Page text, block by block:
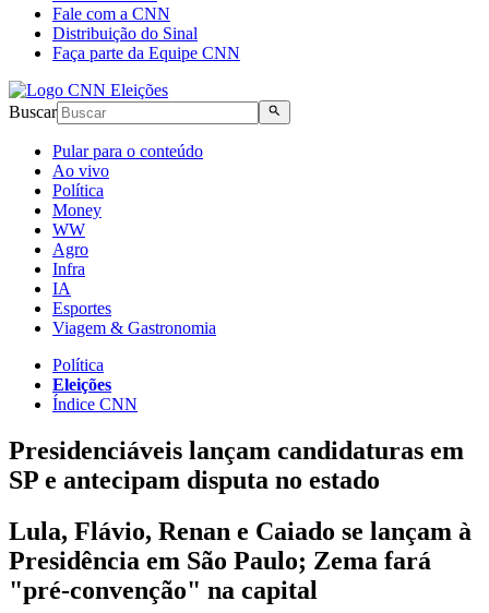
Fale com a CNN
Distribuição do Sinal
Faça parte da Equipe CNN
Buscar
Pular para o conteúdo
Ao vivo
Política
Money
WW
Agro
Infra
IA
Esportes
Viagem & Gastronomia
Política
Eleições
Índice CNN
Presidenciáveis lançam candidaturas em
SP e antecipam disputa no estado
Lula, Flávio, Renan e Caiado se lançam à
Presidência em São Paulo; Zema fará
"pré-convenção" na capital